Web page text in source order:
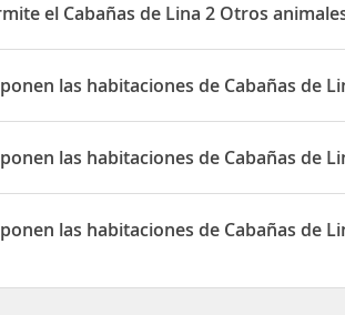
el Cabañas de Lina 2 Otros
Cabañas de Lina 2 permite Otros animales
las habitaciones de Cabañas de
habitaciones del Cabañas de Lina 2
las habitaciones de Cabañas de
habitaciones del Cabañas de Lina 2
las habitaciones de Cabañas de